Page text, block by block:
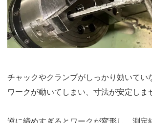
チャックやクランプがしっかり効いてい
ワークが動いてしまい、寸法が安定しま
逆に締めすぎるとワークが変形し、測定